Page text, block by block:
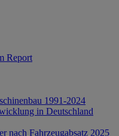
Report
1991-2024
in Deutschland
nach Fahrzeugabsatz 2025